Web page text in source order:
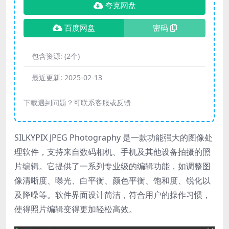
夸克网盘
百度网盘 密码
包含资源: (2个)
最近更新: 2025-02-13
下载遇到问题？可联系客服或反馈
SILKYPIX JPEG Photography 是一款功能强大的图像处
理软件，支持来自数码相机、手机及其他设备拍摄的照
片编辑。它提供了一系列专业级的编辑功能，如调整图
像清晰度、曝光、白平衡、颜色平衡、饱和度、锐化以
及降噪等。软件界面设计简洁，符合用户的操作习惯，
使得照片编辑变得更加轻松高效。